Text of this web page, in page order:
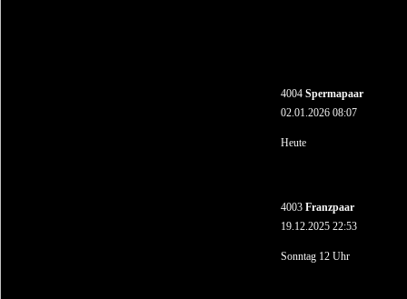
4004 Spermapaar
02.01.2026 08:07
Heute
4003 Franzpaar
19.12.2025 22:53
Sonntag 12 Uhr